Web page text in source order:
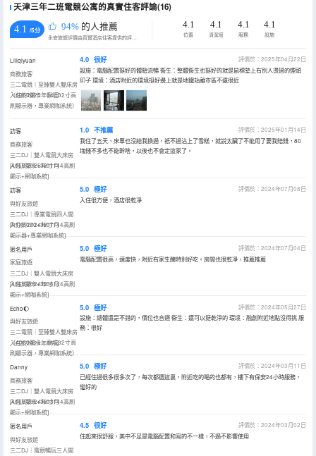
天津三年二班電競公寓的真實住客評論(16)
4.1 /5分 94% 的人推薦
永安旅遊評價由真實酒店住客提供的評價。
4.1
位置
4.1
清潔度
4.1
服務
4.1
設施
Liliqiyuan
商務旅客
三二電競｜至臻雙人雙床房
（4060顯卡，泰坦32寸高
刷顯示器，專業網咖系統）
入住於2025年04月
4.0 很好
評價於：2025年04月22日
設施：電腦配置挺好的體驗流暢 衞生：整體衞生也挺好的就是鼠標墊上有別人燙過的煙頭
印子 環境：酒店附近的環境挺好邊上就是地鐵站離市區不遠很近
訪客
商務旅客
三二DJ｜雙人電競大床房
[4060顯卡+32寸144高刷
顯示+網咖系統]
入住於2025年01月
1.0 不推薦
評價於：2025年01月14日
我住了五天，床單也沒給我換過，衹不過沾上了雪糕，就説太臟了不能用了要我賠錢，80
塊錢不多也不能幹啥，以後也不會定這家了。
訪客
與好友旅遊
三二DJ｜專業電競四人間
[RTX3070+32寸144高刷
顯示器+專業網咖系統]
入住於2024年07月
5.0 極好
評價於：2024年07月08日
入住很方便，酒店很乾凈
匿名用戶
家庭旅遊
三二DJ｜雙人電競大床房
[4060顯卡+32寸144高刷
顯示+網咖系統]
入住於2024年06月
5.0 極好
評價於：2024年07月04日
電腦配置很高，速度快，附近有家生醃特別好吃。房間也很乾凈，推薦推薦
Echo🌔
與好友旅遊
三二電競｜至臻雙人雙床房
（4060顯卡，泰坦32寸高
刷顯示器，專業網咖系統）
入住於2024年05月
5.0 極好
評價於：2024年05月27日
設施：總體還是不錯的，價位也合適 衞生：還可以挺乾淨的 環境：融創附近地點沒得挑 服
務：很好
Danny
商務旅客
三二DJ｜雙人電競大床房
[4060顯卡+32寸144高刷
顯示+網咖系統]
入住於2024年03月
5.0 極好
評價於：2024年03月11日
已經住過很多很多次了，每次都選這裏，附近吃的喝的也都有，樓下有保安24小時服務，
蠻好的
匿名用戶
與好友旅遊
三二DJ｜電競暢玩三人間
4.5 很好
評價於：2024年03月02日
住起來很舒服，美中不足是電腦配置和寫的不一樣，不過不影響使用